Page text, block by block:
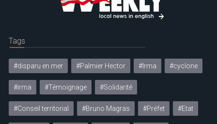
Tags
#disparu en mer #Palmier Hector #Irma #cyclone
#irma #Témoignage #Solidarité
#Conseil territorial #Bruno Magras #Préfet #Etat